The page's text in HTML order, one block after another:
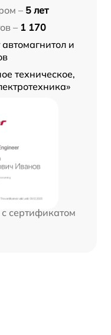
– 5 лет
– 1 170
и
техническое,
сертификатом